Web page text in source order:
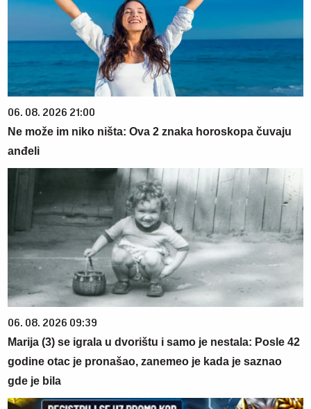
06. 08. 2026 21:00
Ne može im niko ništa: Ova 2 znaka horoskopa čuvaju
anđeli
06. 08. 2026 09:39
Marija (3) se igrala u dvorištu i samo je nestala: Posle 42
godine otac je pronašao, zanemeo je kada je saznao
gde je bila